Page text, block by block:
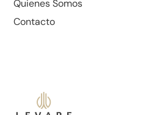
Quienes Somos
Contacto